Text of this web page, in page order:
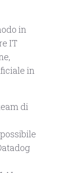
in
IT
in
di